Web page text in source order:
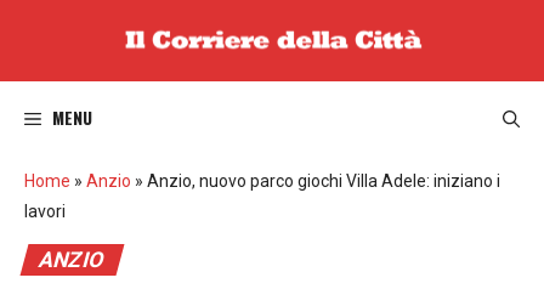
MENU
Home » Anzio » Anzio, nuovo parco giochi Villa Adele: iniziano i
lavori
ANZIO